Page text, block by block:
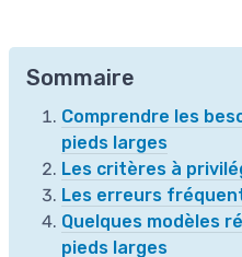
Sommaire
Comprendre les
pieds larges
Les critères à
Les erreurs
Quelques modèles
pieds larges